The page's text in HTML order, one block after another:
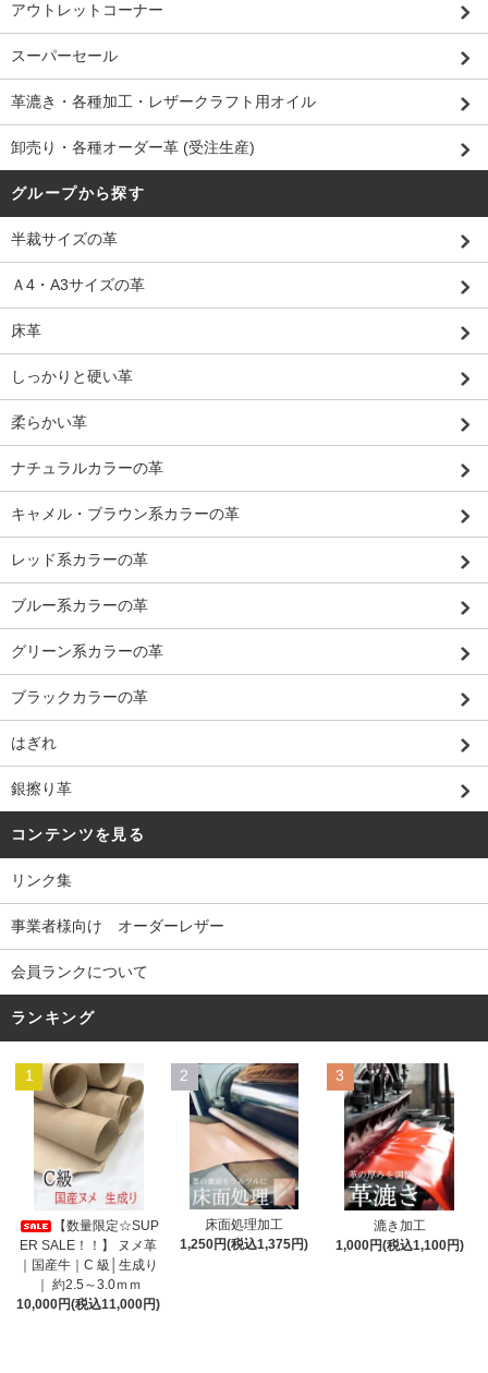
アウトレットコーナー
スーパーセール
革漉き・各種加工・レザークラフト用オイル
卸売り・各種オーダー革 (受注生産)
グループから探す
半裁サイズの革
Ａ4・A3サイズの革
床革
しっかりと硬い革
柔らかい革
ナチュラルカラーの革
キャメル・ブラウン系カラーの革
レッド系カラーの革
ブルー系カラーの革
グリーン系カラーの革
ブラックカラーの革
はぎれ
銀擦り革
コンテンツを見る
リンク集
事業者様向け オーダーレザー
会員ランクについて
ランキング
1
【数量限定☆SUP
ER SALE！！】 ヌメ革
｜国産牛｜C 級│生成り
｜ 約2.5～3.0ｍｍ
10,000円(税込11,000円)
2
床面処理加工
1,250円(税込1,375円)
3
漉き加工
1,000円(税込1,100円)